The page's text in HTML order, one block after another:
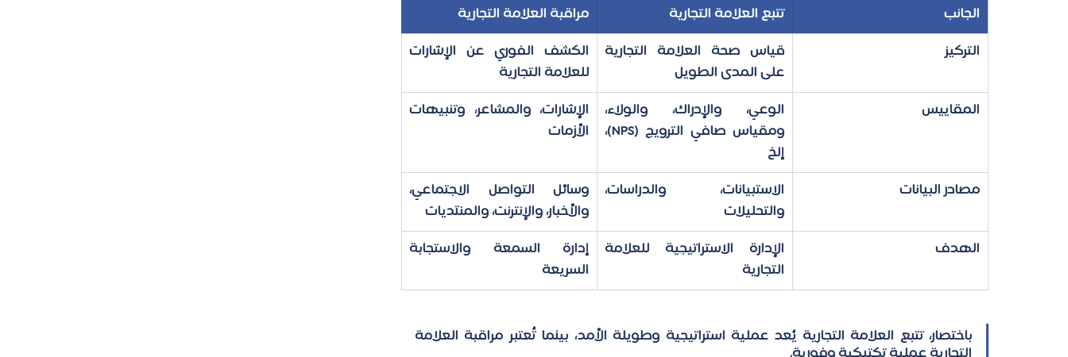
الجانب تتبع العلامة التجارية
مراقبة العلامة التجارية
التركيز
على المدى الطويل
للعلامة التجارية
المقاييس
إلخ
الأزمات
مصادر البيانات
والتحليلات
والأخبار، والإنترنت، والمنتديات
الهدف
التجارية
السريعة